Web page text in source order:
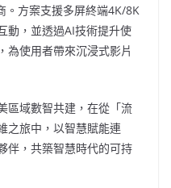
。方案支援多屏終端4K/8K
動，並透過AI技術提升使
為使用者帶來沉浸式影片
區域數智共建，在從「流
之旅中，以智慧賦能連
伴，共築智慧時代的可持